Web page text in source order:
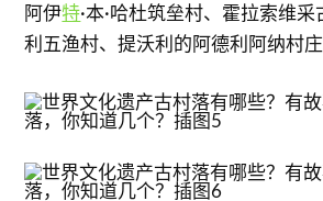
阿伊特·本·哈杜筑垒村、霍拉索维
利五渔村、提沃利的阿德利阿纳村庄